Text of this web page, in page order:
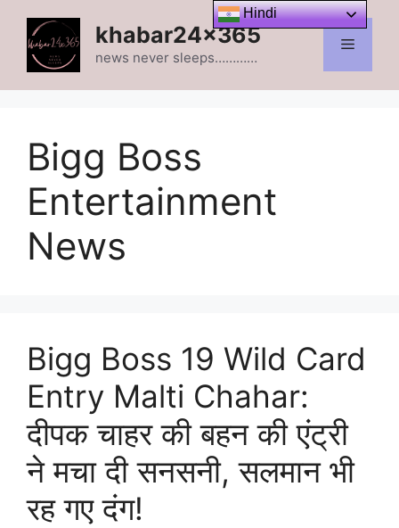
content
khabar24x365
news never sleeps…………
Menu
Bigg Boss
Entertainment
News
Bigg Boss 19 Wild Card
Entry Malti Chahar:
दीपक चाहर की बहन की एंट्री
ने मचा दी सनसनी, सलमान भी
रह गए दंग!
Hindi